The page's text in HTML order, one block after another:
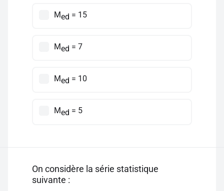
Med = 15
Med = 7
Med = 10
Med = 5
On considère la série statistique
suivante :